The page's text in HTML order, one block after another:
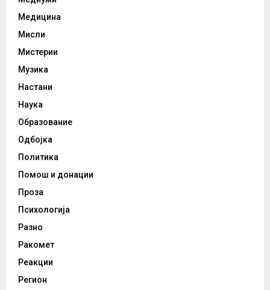
Медицина
Мисли
Мистерии
Музика
Настани
Наука
Образование
Одбојка
Политика
Помош и донации
Проза
Психологија
Разно
Ракомет
Реакции
Регион